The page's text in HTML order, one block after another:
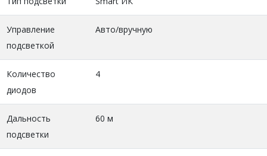
Управление
подсветкой
Авто/вручную
Количество
диодов
4
Дальность
подсветки
60 м